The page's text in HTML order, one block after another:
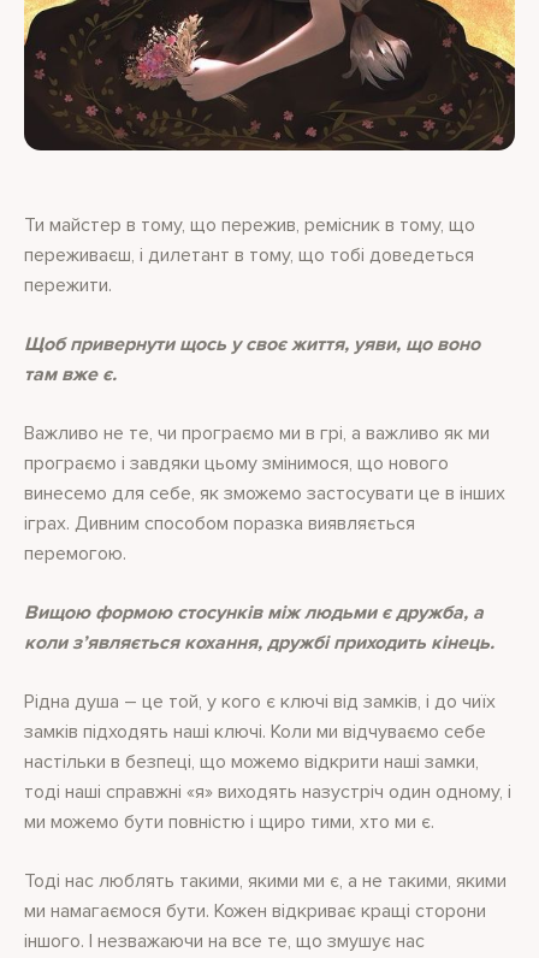
Ти майстер в тому, що пережив, ремісник в тому, що
переживаєш, і дилетант в тому, що тобі доведеться
пережити.
Щоб привернути щось у своє життя, уяви, що воно
там вже є.
Важливо не те, чи програємо ми в грі, а важливо як ми
програємо і завдяки цьому змінимося, що нового
винесемо для себе, як зможемо застосувати це в інших
іграх. Дивним способом поразка виявляється
перемогою.
Вищою формою стосунків між людьми є дружба, а
коли з’являється кохання, дружбі приходить кінець.
Рідна душа – це той, у кого є ключі від замків, і до чиїх
замків підходять наші ключі. Коли ми відчуваємо себе
настільки в безпеці, що можемо відкрити наші замки,
тоді наші справжні «я» виходять назустріч один одному, і
ми можемо бути повністю і щиро тими, хто ми є.
Тоді нас люблять такими, якими ми є, а не такими, якими
ми намагаємося бути. Кожен відкриває кращі сторони
іншого. І незважаючи на все те, що змушує нас